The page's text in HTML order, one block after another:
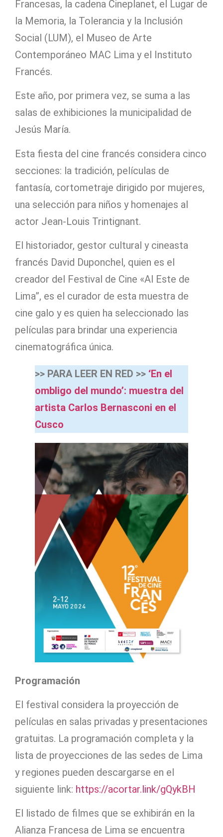
Francesas, la cadena Cineplanet, el Lugar de
la Memoria, la Tolerancia y la Inclusión
Social (LUM), el Museo de Arte
Contemporáneo MAC Lima y el Instituto
Francés.
Este año, por primera vez, se suma a las
salas de exhibiciones la municipalidad de
Jesús María.
Esta fiesta del cine francés considera cinco
secciones: la tradición, películas de
fantasía, cortometraje dirigido por mujeres,
una selección para niños y homenajes al
actor Jean-Louis Trintignant.
El historiador, gestor cultural y cineasta
francés David Duponchel, quien es el
creador del Festival de Cine «Al Este de
Lima”, es el curador de esta muestra de
cine galo y es quien ha seleccionado las
películas para brindar una experiencia
cinematográfica única.
>> PARA LEER EN RED >> ‘En el
ombligo del mundo’: muestra del
artista Carlos Bernasconi en el
Cusco
Programación
El festival considera la proyección de
películas en salas privadas y presentaciones
gratuitas. La programación completa y la
lista de proyecciones de las sedes de Lima
y regiones pueden descargarse en el
siguiente link: https://acortar.link/gQykBH
El listado de filmes que se exhibirán en la
Alianza Francesa de Lima se encuentra